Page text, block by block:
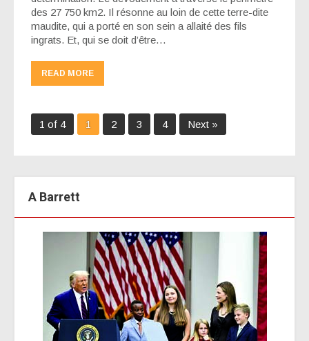
des 27 750 km2. Il résonne au loin de cette terre-dite
maudite, qui a porté en son sein a allaité des fils
ingrats. Et, qui se doit d’être…
READ MORE
1 of 4 1 2 3 4 Next »
A Barrett